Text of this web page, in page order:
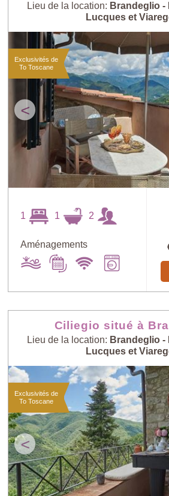
Lieu de la location: Brandeglio -
Lucques et
<
Exclusivités de
To Toscane
1 1 2
Aménagements
Ciliegio situé à
Lieu de la location: Brandeglio -
Lucques et
<
Exclusivités de
To Toscane